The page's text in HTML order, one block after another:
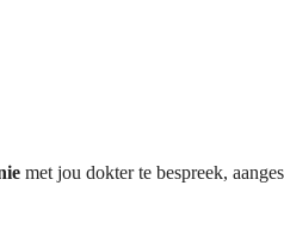
met jou dokter te bespreek,